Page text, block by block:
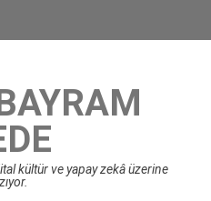
kültür ve yapay zekâ üzerine